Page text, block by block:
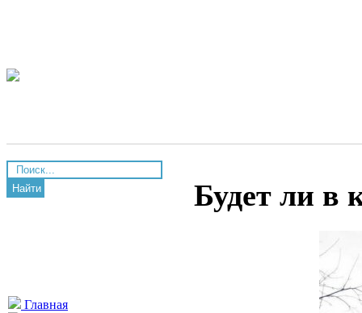
Найти
Главная
Будет ли в